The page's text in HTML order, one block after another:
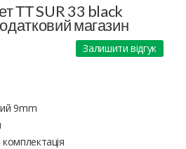
ТТ SUR 33 black
магазин
Залишити відгук
9mm